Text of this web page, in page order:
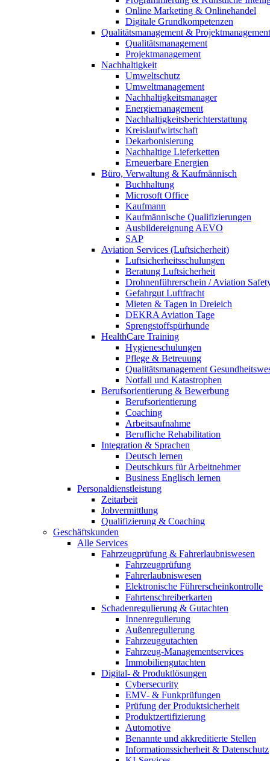
Online Marketing & Onlinehandel
Digitale Grundkompetenzen
Qualitätsmanagement & Projektmanagement
Qualitätsmanagement
Projektmanagement
Nachhaltigkeit
Umweltschutz
Umweltmanagement
Nachhaltigkeitsmanager
Energiemanagement
Nachhaltigkeitsberichterstattung
Kreislaufwirtschaft
Dekarbonisierung
Nachhaltige Lieferketten
Erneuerbare Energien
Büro, Verwaltung & Kaufmännisch
Buchhaltung
Microsoft Office
Kaufmann
Kaufmännische Qualifizierungen
Ausbildereignung AEVO
SAP
Aviation Services (Luftsicherheit)
Luftsicherheitsschulungen
Beratung Luftsicherheit
Drohnenführerschein / Aviation
Gefahrgut Luftfracht
Mieten & Tagen in Dreieich
DEKRA Aviation Tage
Sprengstoffspürhunde
HealthCare Training
Hygieneschulungen
Pflege & Betreuung
Qualitätsmanagement
Notfall und Katastrophen
Berufsorientierung & Bewerbung
Berufsorientierung
Coaching
Arbeitsaufnahme
Berufliche Rehabilitation
Integration & Sprachen
Deutsch lernen
Deutschkurs für Arbeitnehmer
Business Englisch lernen
Personaldienstleistung
Zeitarbeit
Jobvermittlung
Qualifizierung & Coaching
Geschäftskunden
Alle Services
Fahrzeugprüfung & Fahrerlaubniswesen
Fahrzeugprüfung
Fahrerlaubniswesen
Elektronische Führerscheinkontrolle
Fahrtenschreiberkarten
Schadenregulierung & Gutachten
Innenregulierung
Außenregulierung
Fahrzeuggutachten
Fahrzeug-Managementservices
Immobiliengutachten
Digital- & Produktlösungen
Cybersecurity
EMV- & Funkprüfungen
Prüfung der Produktsicherheit
Produktzertifizierung
Automotive
Benannte und akkreditierte Stellen
Informationssicherheit & Datenschutz